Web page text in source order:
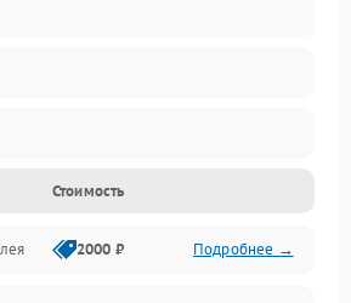
Стоимость
2000 ₽ Подробнее →